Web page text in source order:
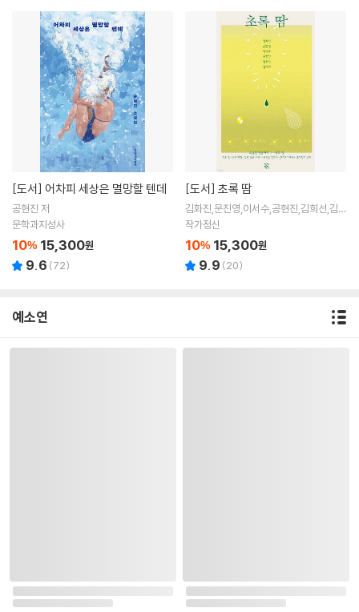
[도서] 어차피 세상은 멸망할 텐데
공현진 저
문학과지성사
10% 15,300원
9.6 (72)
[도서] 초록 땀
김화진,문진영,이서수,공현진,김희선,김사
과 저
작가정신
10% 15,300원
9.9 (20)
예소연